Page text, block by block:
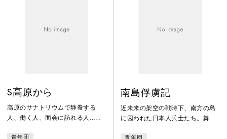
S高原から
高原のサナトリウムで静養する
人、働く人、面会に訪れる人…。
青年団
南島俘虜記
近未来の架空の戦時下、南方の島
に囚われた日本人兵士たち。舞台
青年団